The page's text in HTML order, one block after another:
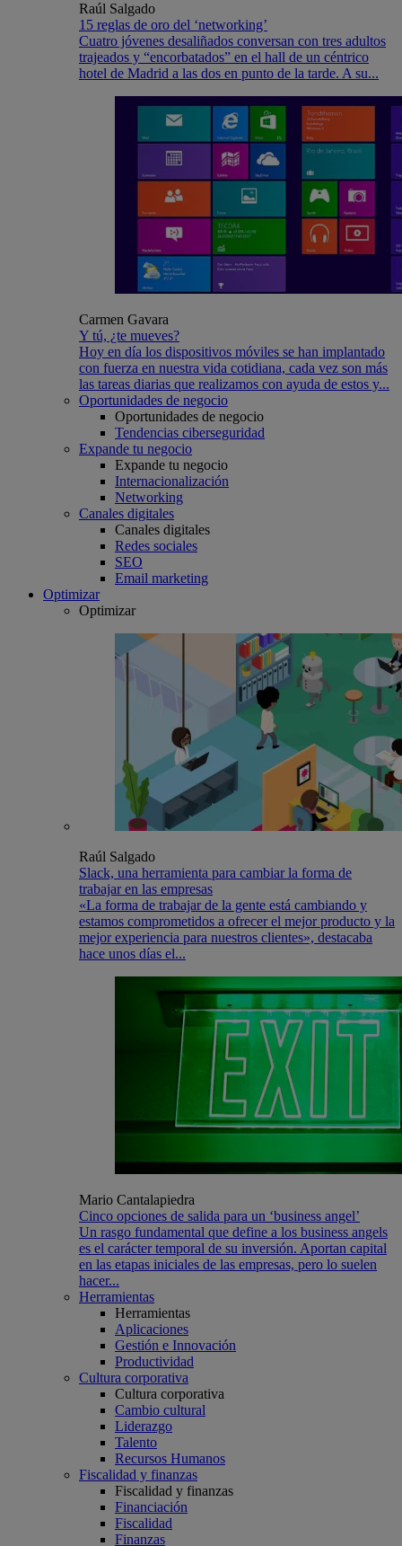
Raúl Salgado
15 reglas de oro del ‘networking’
Cuatro jóvenes desaliñados conversan con tres adultos
trajeados y “encorbatados” en el hall de un céntrico
hotel de Madrid a las dos en punto de la tarde. A su...
Carmen Gavara
Y tú, ¿te mueves?
Hoy en día los dispositivos móviles se han implantado
con fuerza en nuestra vida cotidiana, cada vez son más
las tareas diarias que realizamos con ayuda de estos y...
Oportunidades de negocio
Oportunidades de negocio
Tendencias ciberseguridad
Expande tu negocio
Expande tu negocio
Internacionalización
Networking
Canales digitales
Canales digitales
Redes sociales
SEO
Email marketing
Optimizar
Optimizar
Raúl Salgado
Slack, una herramienta para cambiar la forma de
trabajar en las empresas
«La forma de trabajar de la gente está cambiando y
estamos comprometidos a ofrecer el mejor producto y la
mejor experiencia para nuestros clientes», destacaba
hace unos días el...
Mario Cantalapiedra
Cinco opciones de salida para un ‘business angel’
Un rasgo fundamental que define a los business angels
es el carácter temporal de su inversión. Aportan capital
en las etapas iniciales de las empresas, pero lo suelen
hacer...
Herramientas
Herramientas
Aplicaciones
Gestión e Innovación
Productividad
Cultura corporativa
Cultura corporativa
Cambio cultural
Liderazgo
Talento
Recursos Humanos
Fiscalidad y finanzas
Fiscalidad y finanzas
Financiación
Fiscalidad
Finanzas